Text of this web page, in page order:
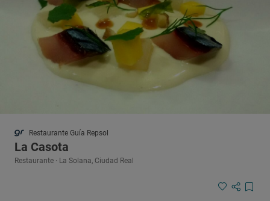
Restaurante Guía Repsol
La Casota
Restaurante · La Solana, Ciudad Real